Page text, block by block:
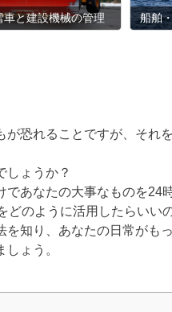
車と建設機械の管理 船舶
恐れることですが、それ
しょうか？
あなたの大事なものを24
どのように活用したらいい
知り、あなたの日常がも
ょう。